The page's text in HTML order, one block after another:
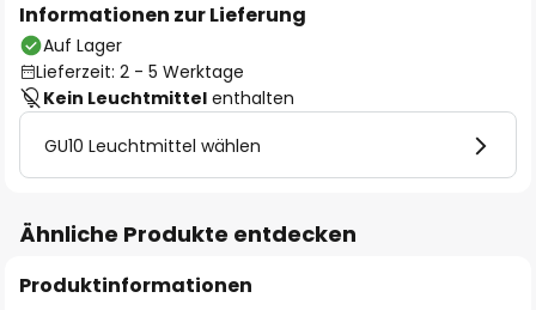
Informationen zur Lieferung
Auf Lager
Lieferzeit: 2 - 5 Werktage
Kein Leuchtmittel enthalten
GU10 Leuchtmittel wählen
Ähnliche Produkte entdecken
Produktinformationen